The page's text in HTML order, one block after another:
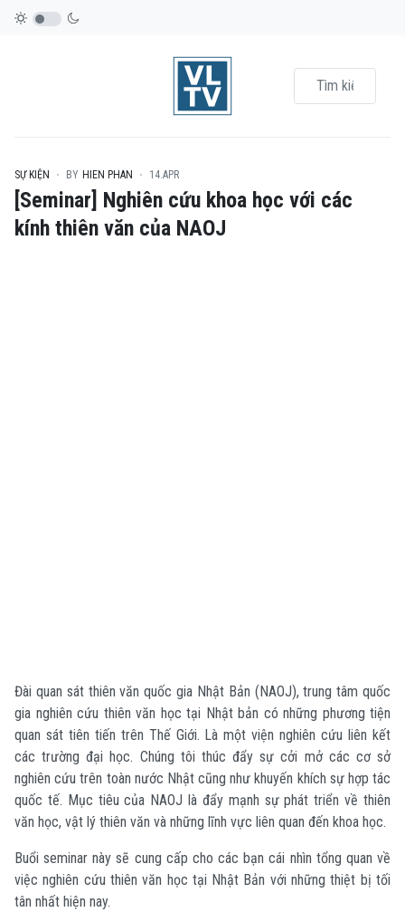
SỰ KIỆN BY HIEN PHAN 14.APR
[Seminar] Nghiên cứu khoa học với các
kính thiên văn của NAOJ
Đài quan sát thiên văn quốc gia Nhật Bản (NAOJ), trung tâm quốc
gia nghiên cứu thiên văn học tại Nhật bản có những phương tiện
quan sát tiên tiến trên Thế Giới. Là một viện nghiên cứu liên kết
các trường đại học. Chúng tôi thúc đẩy sự cởi mở các cơ sở
nghiên cứu trên toàn nước Nhật cũng như khuyến khích sự hợp tác
quốc tế. Mục tiêu của NAOJ là đẩy mạnh sự phát triển về thiên
văn học, vật lý thiên văn và những lĩnh vực liên quan đến khoa học.
Buổi seminar này sẽ cung cấp cho các bạn cái nhìn tổng quan về
việc nghiên cứu thiên văn học tại Nhật Bản với những thiệt bị tối
tân nhất hiện nay.